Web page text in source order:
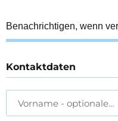
Benachrichtigen, wenn
Kontaktdaten
Vorname - optionale